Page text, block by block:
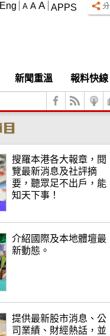
APPS
A A A
Eng
新聞重溫
報料快線
搜羅本港各大報章，閱
覽最新消息及社評摘
要，聽眾足不出戶，能
知天下事！
介紹國際及本地體壇最
新動態。
提供最新股市消息、公
司業績、財經熱話，並